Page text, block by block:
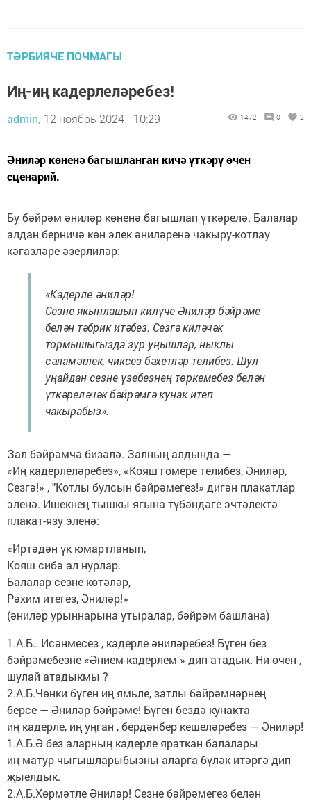
ТӘРБИЯЧЕ ПОЧМАГЫ
Иң-иң кадерлеләребез!
admin, 12 ноябрь 2024 - 10:29 1472 0 2
Әниләр көненә багышланган кичә үткәрү өчен
сценарий.
Бу бәйрәм әниләр көненә багышлап үткәрелә. Балалар
алдан берничә көн элек әниләренә чакыру-котлау
кәгазләре әзерлиләр:
«Кадерле әниләр!
Сезне якынлашып килүче Әниләр бәйрәме
белән тәбрик итәбез. Сезгә киләчәк
тормышыгызда зур уңышлар, ныклы
сәламәтлек, чиксез бәхетләр телибез. Шул
уңайдан сезне үзебезнең төркемебез белән
үткәреләчәк бәйрәмгә кунак итеп
чакырабыз».
Зал бәйрәмчә бизәлә. Залның алдында —
«Иң кадерлеләребез», «Кояш гомере телибез, Әниләр,
Сезгә!» , "Котлы булсын бәйрәмегез!» дигән плакатлар
эленә. Ишекнең тышкы ягына түбәндәге эчтәлектә
плакат-язу эленә:
«Иртәдән үк юмартланып,
Кояш сибә ал нурлар.
Балалар сезне көтәләр,
Рәхим итегез, Әниләр!»
(әниләр урыннарына утыралар, бәйрәм башлана)
1.А.Б.. Исәнмесез , кадерле әниләребез! Бүген без
бәйрәмебезне «Әнием-кадерлем » дип атадык. Ни өчен ,
шулай атадыкмы ?
2.А.Б.Чөнки бүген иң ямьле, затлы бәйрәмнәрнең
берсе — Әниләр бәйрәме! Бүген бездә кунакта
иң кадерле, иң уңган , бердәнбер кешеләребез — Әниләр!
1.А.Б.Ә без аларның кадерле яраткан балалары
иң матур чыгышларыбызны аларга бүләк итәргә дип
җыелдык.
2.А.Б.Хөрмәтле Әниләр! Сезне бәйрәмегез белән